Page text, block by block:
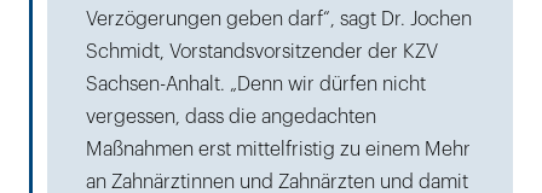
Verzögerungen geben darf“, sagt Dr. Jochen
Schmidt, Vorstandsvorsitzender der KZV
Sachsen-Anhalt. „Denn wir dürfen nicht
vergessen, dass die angedachten
Maßnahmen erst mittelfristig zu einem Mehr
an Zahnärztinnen und Zahnärzten und damit